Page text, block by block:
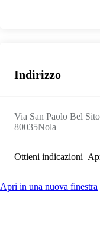
Indirizzo
Via San Paolo Bel
80035Nola
Ottieni indicazioni
Apri in una nuova finestra